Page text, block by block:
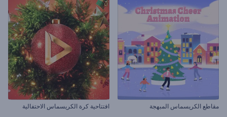
مقاطع الكريسماس المبهجة افتتاحية كرة الكريسماس الاحتفالية